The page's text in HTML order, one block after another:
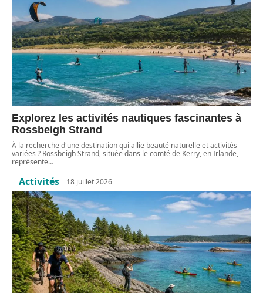
Explorez les activités nautiques fascinantes à
Rossbeigh Strand
À la recherche d'une destination qui allie beauté naturelle et activités
variées ? Rossbeigh Strand, située dans le comté de Kerry, en Irlande,
représente…
Activités 18 juillet 2026